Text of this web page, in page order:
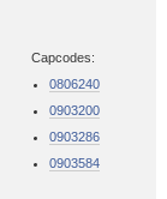
Capcodes:
0806240
0903200
0903286
0903584